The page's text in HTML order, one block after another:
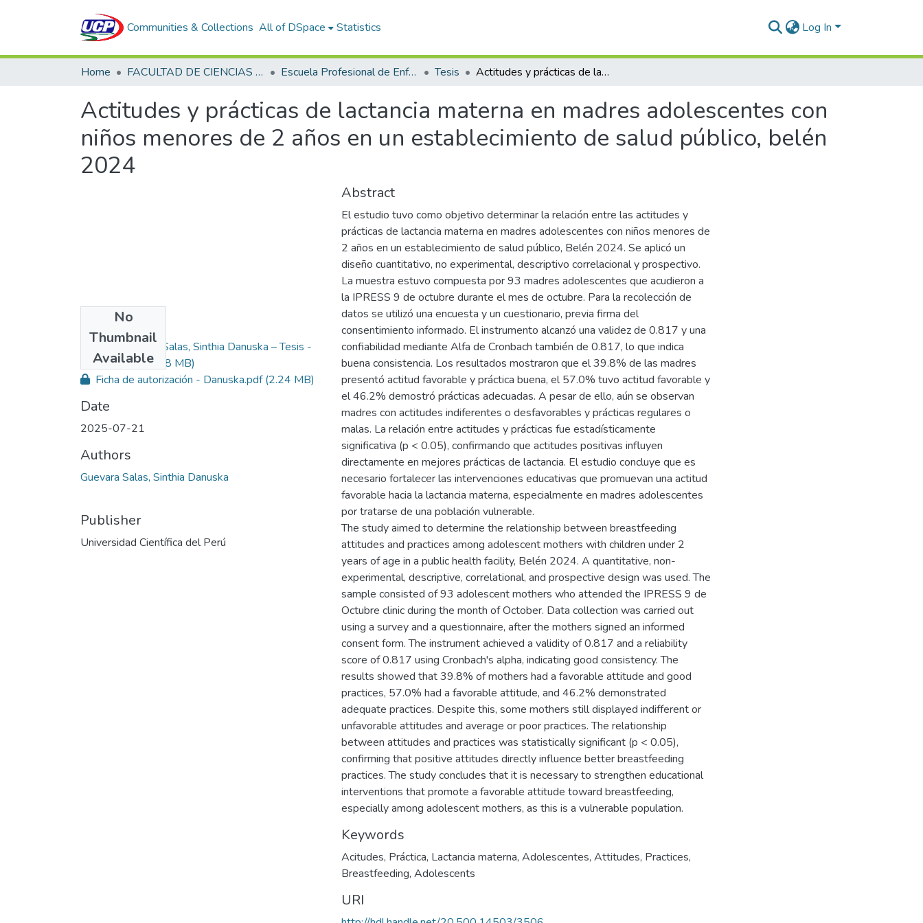
Communities & Collections All of DSpace Statistics Log In
Home FACULTAD DE CIENCIAS DE LA SALUD Escuela Profesional de Enfermería Tesis Actitudes y prácticas de lactancia materna en madres adolescentes con niños menores de 2 años en un establecimiento de salud público, belén 2024
Actitudes y prácticas de lactancia materna en madres adolescentes con
niños menores de 2 años en un establecimiento de salud público, belén
2024
No
Thumbnail
Available
Guevara Salas, Sinthia Danuska – Tesis -
Enfermería.pdf(2.8 MB)
Ficha de autorización - Danuska.pdf(2.24 MB)
Date
2025-07-21
Authors
Guevara Salas, Sinthia Danuska
Publisher
Universidad Científica del Perú
Abstract
El estudio tuvo como objetivo determinar la relación entre las actitudes y
prácticas de lactancia materna en madres adolescentes con niños menores de
2 años en un establecimiento de salud público, Belén 2024. Se aplicó un
diseño cuantitativo, no experimental, descriptivo correlacional y prospectivo.
La muestra estuvo compuesta por 93 madres adolescentes que acudieron a
la IPRESS 9 de octubre durante el mes de octubre. Para la recolección de
datos se utilizó una encuesta y un cuestionario, previa firma del
consentimiento informado. El instrumento alcanzó una validez de 0.817 y una
confiabilidad mediante Alfa de Cronbach también de 0.817, lo que indica
buena consistencia. Los resultados mostraron que el 39.8% de las madres
presentó actitud favorable y práctica buena, el 57.0% tuvo actitud favorable y
el 46.2% demostró prácticas adecuadas. A pesar de ello, aún se observan
madres con actitudes indiferentes o desfavorables y prácticas regulares o
malas. La relación entre actitudes y prácticas fue estadísticamente
significativa (p < 0.05), confirmando que actitudes positivas influyen
directamente en mejores prácticas de lactancia. El estudio concluye que es
necesario fortalecer las intervenciones educativas que promuevan una actitud
favorable hacia la lactancia materna, especialmente en madres adolescentes
por tratarse de una población vulnerable.
The study aimed to determine the relationship between breastfeeding
attitudes and practices among adolescent mothers with children under 2
years of age in a public health facility, Belén 2024. A quantitative, non-
experimental, descriptive, correlational, and prospective design was used. The
sample consisted of 93 adolescent mothers who attended the IPRESS 9 de
Octubre clinic during the month of October. Data collection was carried out
using a survey and a questionnaire, after the mothers signed an informed
consent form. The instrument achieved a validity of 0.817 and a reliability
score of 0.817 using Cronbach's alpha, indicating good consistency. The
results showed that 39.8% of mothers had a favorable attitude and good
practices, 57.0% had a favorable attitude, and 46.2% demonstrated
adequate practices. Despite this, some mothers still displayed indifferent or
unfavorable attitudes and average or poor practices. The relationship
between attitudes and practices was statistically significant (p < 0.05),
confirming that positive attitudes directly influence better breastfeeding
practices. The study concludes that it is necessary to strengthen educational
interventions that promote a favorable attitude toward breastfeeding,
especially among adolescent mothers, as this is a vulnerable population.
Keywords
Acitudes, Práctica, Lactancia materna, Adolescentes, Attitudes, Practices,
Breastfeeding, Adolescents
URI